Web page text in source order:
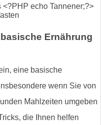
Ernährung
eine basische
wenn Sie von
Mahlzeiten umgeben
die Ihnen helfen